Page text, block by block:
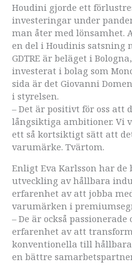
Houdini gjorde ett
investeringar under
man åter med
en del i Houdinis satsning
GDTRE är beläget i
investerat i bolag som
sida är det Giovanni
i styrelsen.
– Det är positivt för oss att
långsiktiga ambitioner. Vi
ett så kortsiktigt sätt att
varumärke. Tvärtom.
Enligt Eva Karlsson har
utveckling av hållbara
erfarenhet av att jobba
varumärken i
– De är också
erfarenhet av att
konventionella till
en bättre